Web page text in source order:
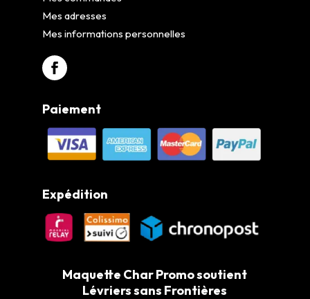
Mes adresses
Mes informations personnelles
Paiement
Expédition
Maquette Char Promo soutient
Lévriers sans Frontières